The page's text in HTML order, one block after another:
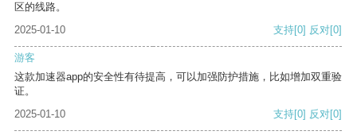
区的线路。
2025-01-10
支持[0] 反对[0]
游客
这款加速器app的安全性有待提高，可以加强防护措施，比如增加双重验
证。
2025-01-10
支持[0] 反对[0]